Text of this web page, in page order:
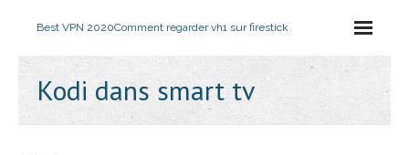
Best VPN 2020Comment regarder vh1 sur firestick
Kodi dans smart tv